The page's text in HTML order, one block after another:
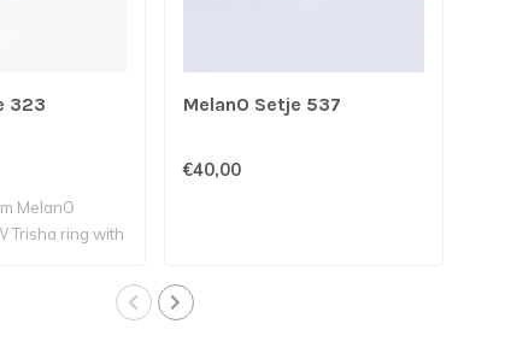
323
MelanO
Trisha ring with
MelanO Setje 537
€40,00